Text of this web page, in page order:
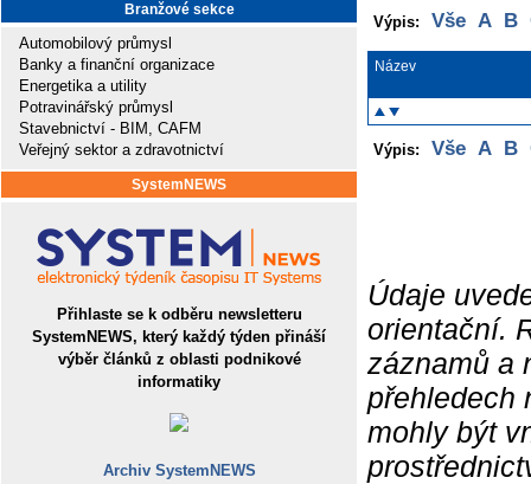
Branžové sekce
Automobilový průmysl
Banky a finanční organizace
Energetika a utility
Potravinářský průmysl
Stavebnictví - BIM, CAFM
Veřejný sektor a zdravotnictví
SystemNEWS
Přihlaste se k odběru newsletteru
SystemNEWS, který každý týden přináší
výběr článků z oblasti podnikové
informatiky
Archiv SystemNEWS
Výpis: Vše A B
Název
Výpis: Vše A B
Údaje
orientační.
záznamů a
přehledech
mohly být